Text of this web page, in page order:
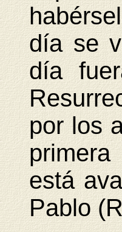
día se
día
por los
está
Pablo